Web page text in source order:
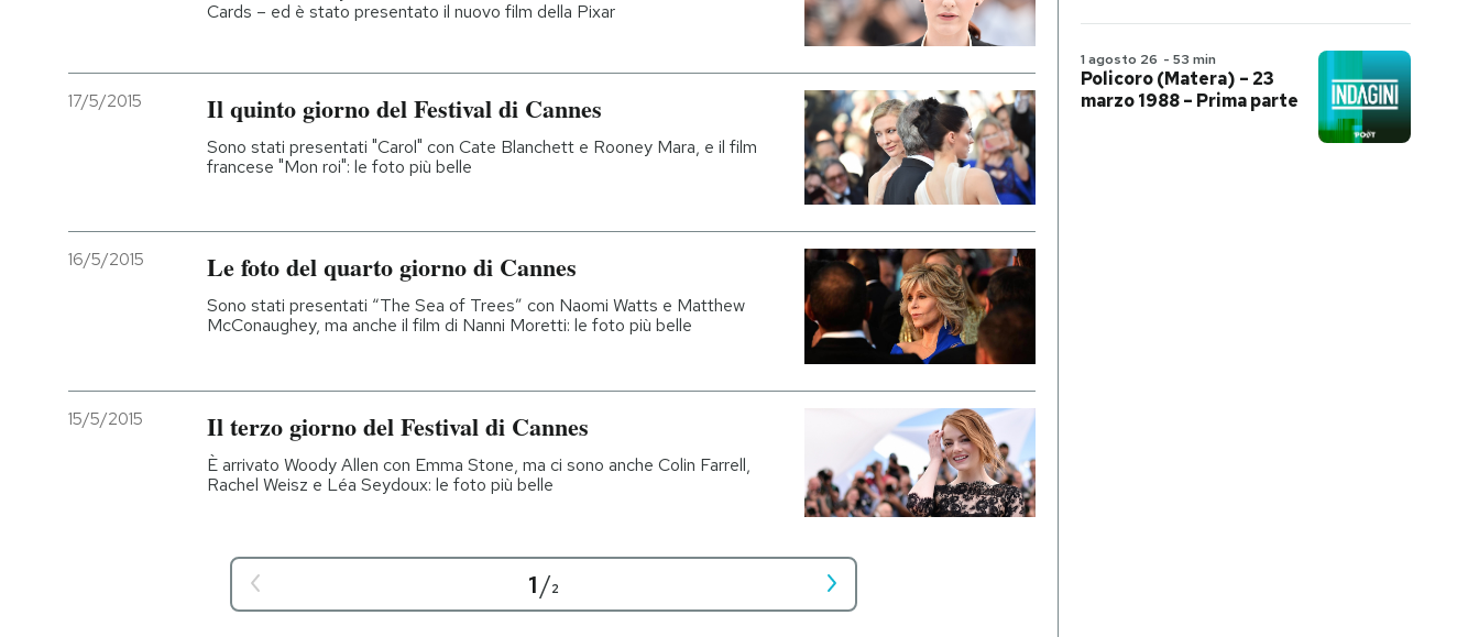
Cards – ed è stato presentato il nuovo film della Pixar
17/5/2015 Il quinto giorno del Festival di Cannes
Sono stati presentati "Carol" con Cate Blanchett e Rooney Mara, e il film
francese "Mon roi": le foto più belle
16/5/2015 Le foto del quarto giorno di Cannes
Sono stati presentati “The Sea of Trees” con Naomi Watts e Matthew
McConaughey, ma anche il film di Nanni Moretti: le foto più belle
15/5/2015 Il terzo giorno del Festival di Cannes
È arrivato Woody Allen con Emma Stone, ma ci sono anche Colin Farrell,
Rachel Weisz e Léa Seydoux: le foto più belle
1/2
1 agosto 26 - 53 min
Policoro (Matera) – 23
marzo 1988 – Prima parte